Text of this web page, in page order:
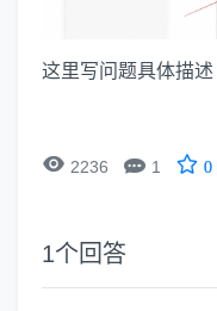
这里写问题具体描述
 2236  1 0
1个回答